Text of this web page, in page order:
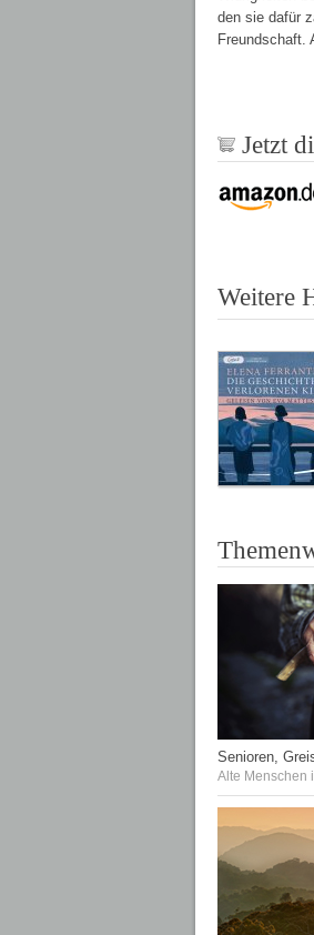
den sie dafür
Freundschaft.
Jetzt
Weitere
Senioren,
Alte Menschen